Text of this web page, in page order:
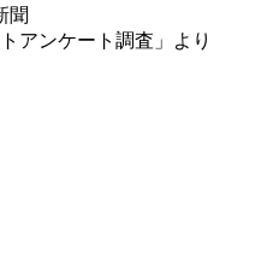
聞
アンケート調査」より